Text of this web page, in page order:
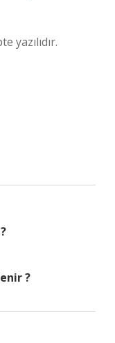
yazılıdır.
?